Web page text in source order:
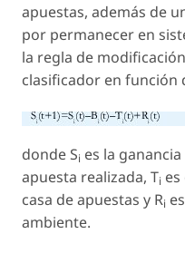
apuestas, además de
por permanecer en
la regla de
clasificador en función
donde Si es la
apuesta realizada, Ti
casa de apuestas y Ri
ambiente.